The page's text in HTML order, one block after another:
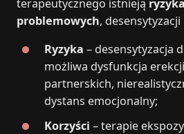
terapeutycznego istnieją
problemowych,
Ryzyka – desensytyzacja
możliwa dysfunkcja
partnerskich,
dystans emocjonalny;
Korzyści – terapie